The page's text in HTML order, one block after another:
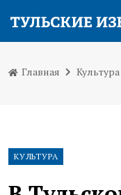
Главная Культура
КУЛЬТУРА